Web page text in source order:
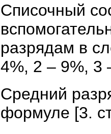
Списочный
разрядам в
4%, 2 – 9%, 3
Средний
формуле [3.